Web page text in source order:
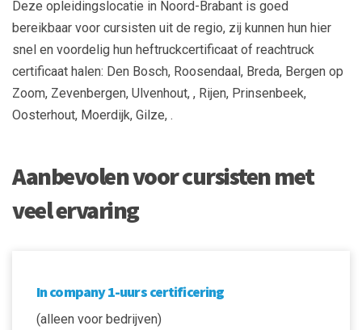
Deze opleidingslocatie in Noord-Brabant is goed
bereikbaar voor cursisten uit de regio, zij kunnen hun hier
snel en voordelig hun heftruckcertificaat of reachtruck
certificaat halen: Den Bosch, Roosendaal, Breda, Bergen op
Zoom, Zevenbergen, Ulvenhout, , Rijen, Prinsenbeek,
Oosterhout, Moerdijk, Gilze, .
Aanbevolen voor cursisten met
veel ervaring
In company 1-uurs certificering
(alleen voor bedrijven)